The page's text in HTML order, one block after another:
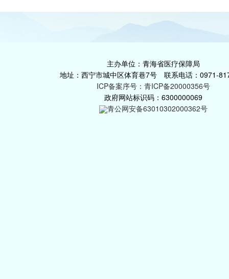
主办单位：青海省医疗保障局
地址：西宁市城中区体育巷7号 联系电话：0971-
ICP备案序号：青ICP备20000356号
政府网站标识码：6300000069
青公网安备63010302000362号